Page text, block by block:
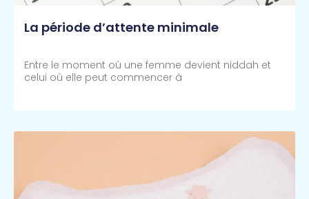
La période d’attente minimale
Entre le moment où une femme devient niddah et
celui où elle peut commencer à